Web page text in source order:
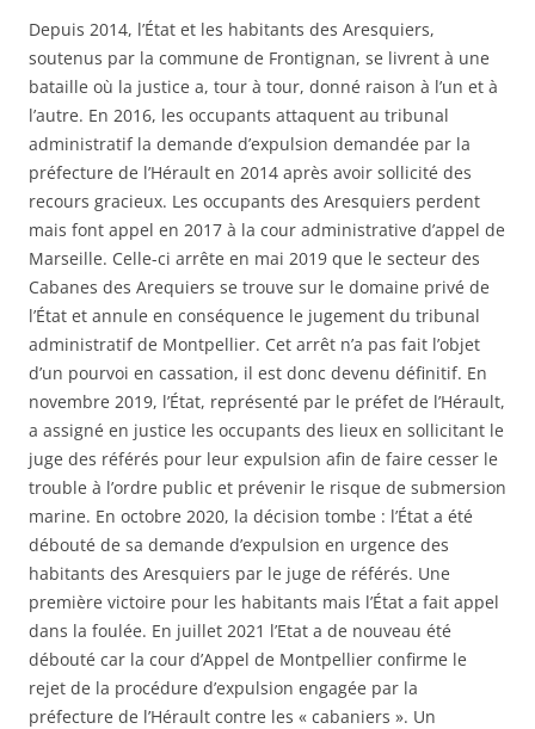
Depuis 2014, l’État et les habitants des Aresquiers,
soutenus par la commune de Frontignan, se livrent à une
bataille où la justice a, tour à tour, donné raison à l’un et à
l’autre. En 2016, les occupants attaquent au tribunal
administratif la demande d’expulsion demandée par la
préfecture de l’Hérault en 2014 après avoir sollicité des
recours gracieux. Les occupants des Aresquiers perdent
mais font appel en 2017 à la cour administrative d’appel de
Marseille. Celle-ci arrête en mai 2019 que le secteur des
Cabanes des Arequiers se trouve sur le domaine privé de
l’État et annule en conséquence le jugement du tribunal
administratif de Montpellier. Cet arrêt n’a pas fait l’objet
d’un pourvoi en cassation, il est donc devenu définitif. En
novembre 2019, l’État, représenté par le préfet de l’Hérault,
a assigné en justice les occupants des lieux en sollicitant le
juge des référés pour leur expulsion afin de faire cesser le
trouble à l’ordre public et prévenir le risque de submersion
marine. En octobre 2020, la décision tombe : l’État a été
débouté de sa demande d’expulsion en urgence des
habitants des Aresquiers par le juge de référés. Une
première victoire pour les habitants mais l’État a fait appel
dans la foulée. En juillet 2021 l’Etat a de nouveau été
débouté car la cour d’Appel de Montpellier confirme le
rejet de la procédure d’expulsion engagée par la
préfecture de l’Hérault contre les « cabaniers ». Un